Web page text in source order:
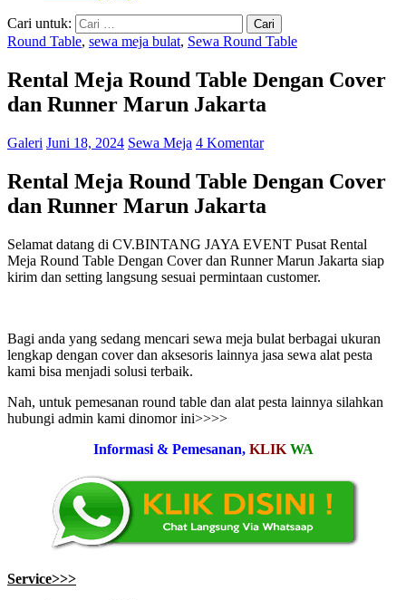
Cari untuk:
Round Table, sewa meja bulat, Sewa Round Table
Rental Meja Round Table Dengan Cover
dan Runner Marun Jakarta
Galeri Juni 18, 2024 Sewa Meja 4 Komentar
Rental Meja Round Table Dengan Cover
dan Runner Marun Jakarta
Selamat datang di CV.BINTANG JAYA EVENT Pusat Rental
Meja Round Table Dengan Cover dan Runner Marun Jakarta siap
kirim dan setting langsung sesuai permintaan customer.
Bagi anda yang sedang mencari sewa meja bulat berbagai ukuran
lengkap dengan cover dan aksesoris lainnya jasa sewa alat pesta
kami bisa menjadi solusi terbaik.
Nah, untuk pemesanan round table dan alat pesta lainnya silahkan
hubungi admin kami dinomor ini>>>>
Informasi & Pemesanan, KLIK WA
Service>>>